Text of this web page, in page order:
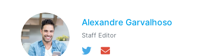
Alexandre Garvalhoso
Staff Editor